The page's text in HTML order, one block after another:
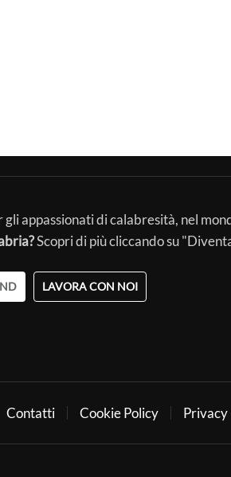
appassionati di calabresità, nel
Scopri di più cliccando su
LAVORA CON NOI
Contatti Cookie Policy Privacy